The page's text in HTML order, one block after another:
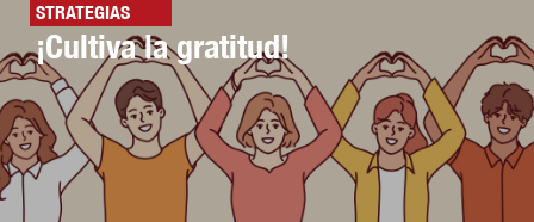
STRATEGIAS
¡Cultiva la gratitud!